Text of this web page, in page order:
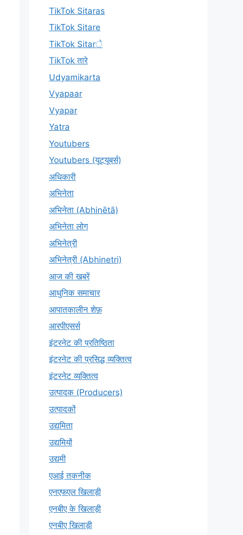
TikTok Sitaras
TikTok Sitare
TikTok Sitarे
TikTok तारे
Udyamikarta
Vyapaar
Vyapar
Yatra
Youtubers
Youtubers (यूट्यूबर्स)
अधिकारी
अभिनेता
अभिनेता (Abhinētā)
अभिनेता लोग
अभिनेत्री
अभिनेत्री (Abhinetri)
आज की खबरें
आधुनिक समाचार
आपातकालीन शेफ़
आरपीएसर्स
इंटरनेट की प्रतिष्ठिता
इंटरनेट की प्रसिद्ध व्यक्तित्व
इंटरनेट व्यक्तित्व
उत्पादक (Producers)
उत्पादकों
उद्यमिता
उद्यमियों
उद्यमी
एआई तकनीक
एनएफएल खिलाड़ी
एनबीए के खिलाड़ी
एनबीए खिलाड़ी